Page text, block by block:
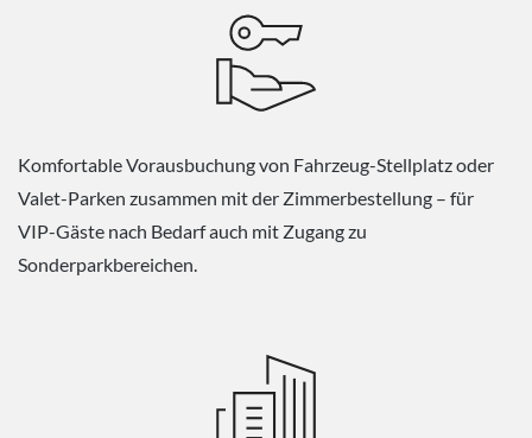
Komfortable Vorausbuchung von Fahrzeug-Stellplatz oder
Valet-Parken zusammen mit der Zimmerbestellung – für
VIP-Gäste nach Bedarf auch mit Zugang zu
Sonderparkbereichen.